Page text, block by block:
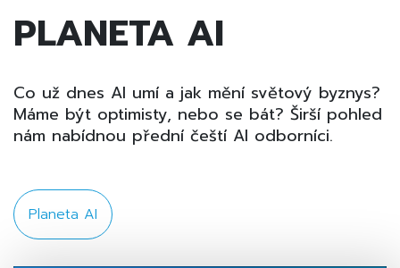
PLANETA AI
Co už dnes AI umí a jak mění světový byznys?
Máme být optimisty, nebo se bát? Širší pohled
nám nabídnou přední čeští AI odborníci.
Planeta AI